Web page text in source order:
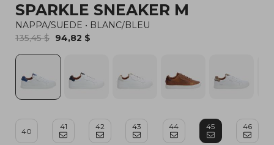
SPARKLE SNEAKER M
NAPPA/SUEDE • BLANC/BLEU
135,45 $ 94,82 $
40
41 42 43 44 45 46